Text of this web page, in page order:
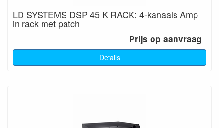
LD SYSTEMS DSP 45 K RACK: 4-kanaals Amp
in rack met patch
Prijs op aanvraag
Details